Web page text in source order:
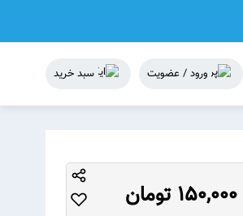
ورود / عضویت سبد خرید
150,000 تومان